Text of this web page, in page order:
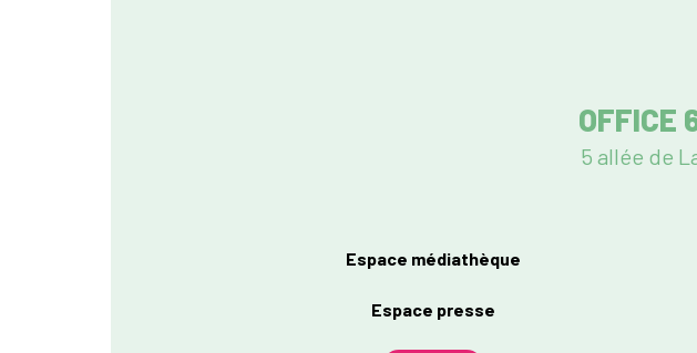
OFFICE
5 allée de
Espace médiathèque
Espace presse